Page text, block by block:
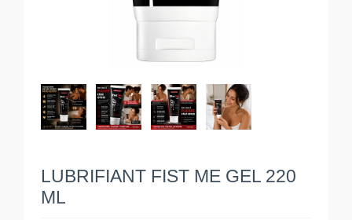
LUBRIFIANT FIST ME GEL 220
ML